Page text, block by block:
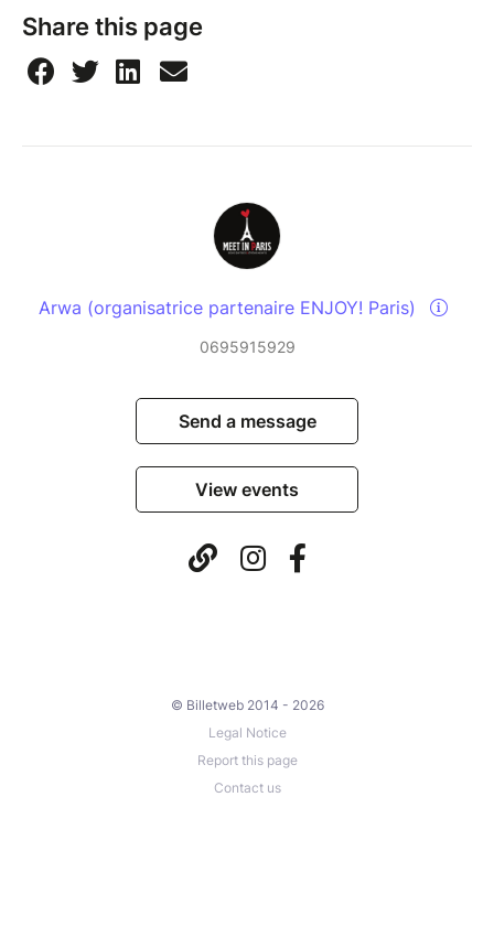
Share this page
Arwa (organisatrice partenaire ENJOY! Paris)
0695915929
Send a message
View events
© Billetweb 2014 - 2026
Legal Notice
Report this page
Contact us